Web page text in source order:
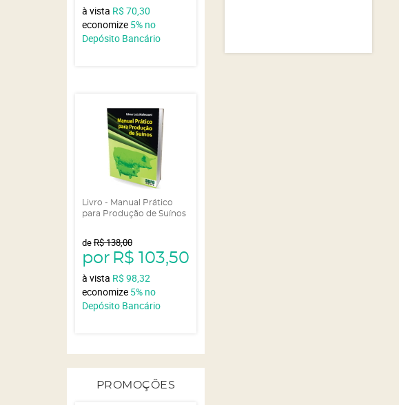
à vista R$ 70,30
economize 5% no
Depósito Bancário
Livro - Manual Prático
para Produção de Suínos
deR$ 138,00
por R$ 103,50
à vista R$ 98,32
economize 5% no
Depósito Bancário
PROMOÇÕES